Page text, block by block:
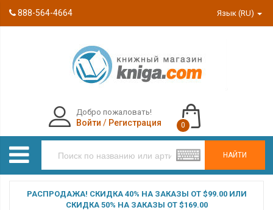
888-564-4664 Язык (RU)
НАЙТИ
Добро пожаловать!
Войти / Регистрация 0
РАСПРОДАЖА! СКИДКА 40% НА ЗАКАЗЫ ОТ $99.00 ИЛИ
СКИДКА 50% НА ЗАКАЗЫ ОТ $169.00